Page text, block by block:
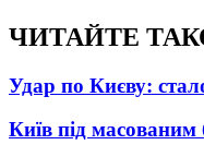
ЧИТАЙТЕ
Удар по Києву:
Київ під